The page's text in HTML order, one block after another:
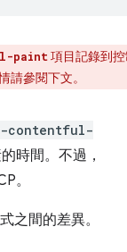
paint項目記錄到
請參閱下文。
時間。不過，
。
之間的差異。